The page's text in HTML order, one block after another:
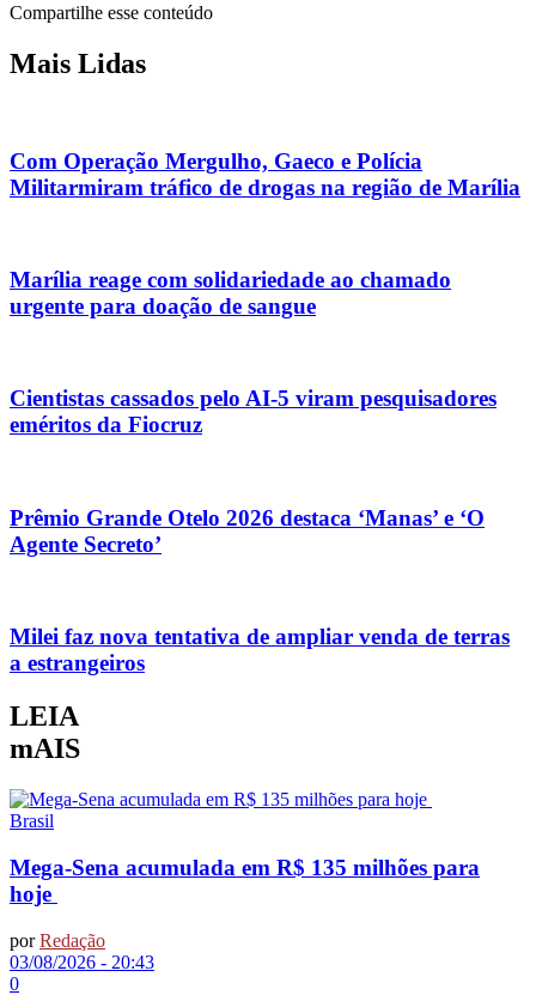
Compartilhe esse conteúdo
Mais Lidas
Com Operação Mergulho, Gaeco e Polícia
Militarmiram tráfico de drogas na região de Marília
Marília reage com solidariedade ao chamado
urgente para doação de sangue
Cientistas cassados pelo AI-5 viram pesquisadores
eméritos da Fiocruz
Prêmio Grande Otelo 2026 destaca ‘Manas’ e ‘O
Agente Secreto’
Milei faz nova tentativa de ampliar venda de terras
a estrangeiros
LEIA
mAIS
Brasil
Mega-Sena acumulada em R$ 135 milhões para
hoje
por Redação
03/08/2026 - 20:43
0